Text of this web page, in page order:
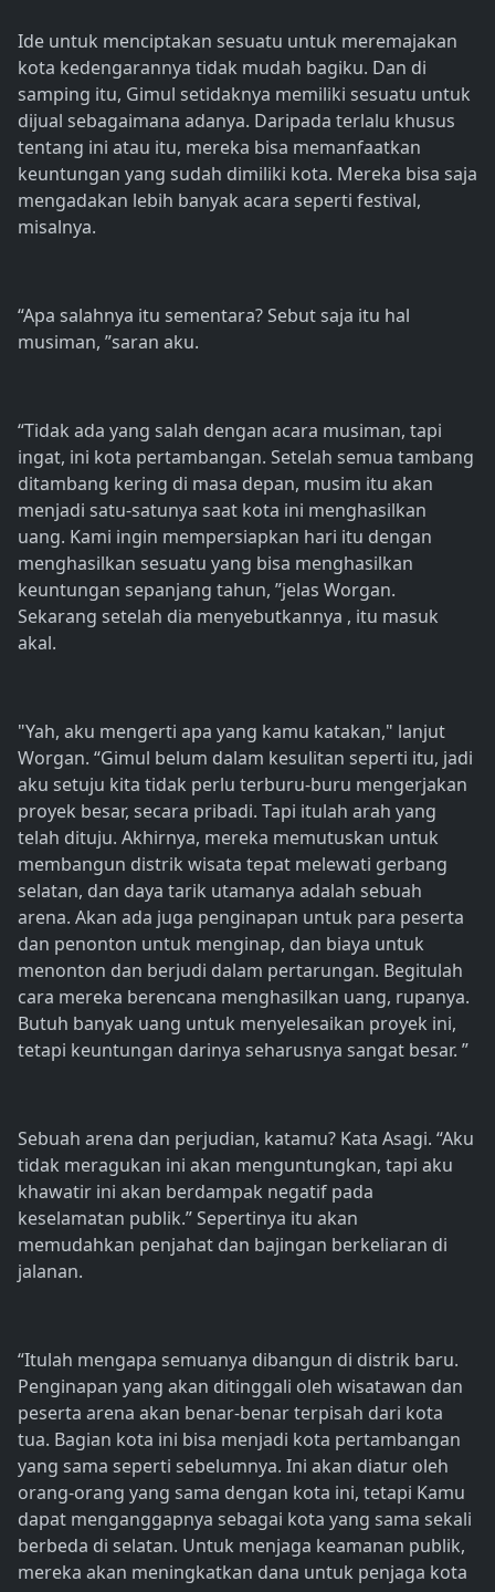
Ide untuk menciptakan sesuatu untuk meremajakan
kota kedengarannya tidak mudah bagiku. Dan di
samping itu, Gimul setidaknya memiliki sesuatu untuk
dijual sebagaimana adanya. Daripada terlalu khusus
tentang ini atau itu, mereka bisa memanfaatkan
keuntungan yang sudah dimiliki kota. Mereka bisa saja
mengadakan lebih banyak acara seperti festival,
misalnya.
“Apa salahnya itu sementara? Sebut saja itu hal
musiman, ”saran aku.
“Tidak ada yang salah dengan acara musiman, tapi
ingat, ini kota pertambangan. Setelah semua tambang
ditambang kering di masa depan, musim itu akan
menjadi satu-satunya saat kota ini menghasilkan
uang. Kami ingin mempersiapkan hari itu dengan
menghasilkan sesuatu yang bisa menghasilkan
keuntungan sepanjang tahun, ”jelas Worgan.
Sekarang setelah dia menyebutkannya , itu masuk
akal.
"Yah, aku mengerti apa yang kamu katakan," lanjut
Worgan. “Gimul belum dalam kesulitan seperti itu, jadi
aku setuju kita tidak perlu terburu-buru mengerjakan
proyek besar, secara pribadi. Tapi itulah arah yang
telah dituju. Akhirnya, mereka memutuskan untuk
membangun distrik wisata tepat melewati gerbang
selatan, dan daya tarik utamanya adalah sebuah
arena. Akan ada juga penginapan untuk para peserta
dan penonton untuk menginap, dan biaya untuk
menonton dan berjudi dalam pertarungan. Begitulah
cara mereka berencana menghasilkan uang, rupanya.
Butuh banyak uang untuk menyelesaikan proyek ini,
tetapi keuntungan darinya seharusnya sangat besar. ”
Sebuah arena dan perjudian, katamu? Kata Asagi. “Aku
tidak meragukan ini akan menguntungkan, tapi aku
khawatir ini akan berdampak negatif pada
keselamatan publik.” Sepertinya itu akan
memudahkan penjahat dan bajingan berkeliaran di
jalanan.
“Itulah mengapa semuanya dibangun di distrik baru.
Penginapan yang akan ditinggali oleh wisatawan dan
peserta arena akan benar-benar terpisah dari kota
tua. Bagian kota ini bisa menjadi kota pertambangan
yang sama seperti sebelumnya. Ini akan diatur oleh
orang-orang yang sama dengan kota ini, tetapi Kamu
dapat menganggapnya sebagai kota yang sama sekali
berbeda di selatan. Untuk menjaga keamanan publik,
mereka akan meningkatkan dana untuk penjaga kota